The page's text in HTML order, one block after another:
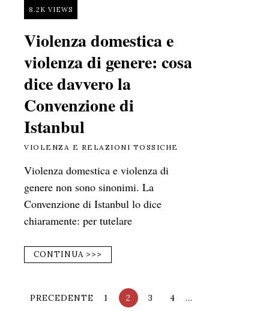
8.2K VIEWS
Violenza domestica e
violenza di genere: cosa
dice davvero la
Convenzione di
Istanbul
VIOLENZA E RELAZIONI TOSSICHE
Violenza domestica e violenza di
genere non sono sinonimi. La
Convenzione di Istanbul lo dice
chiaramente: per tutelare
CONTINUA >>>
PRECEDENTE 1 2 3 4
…